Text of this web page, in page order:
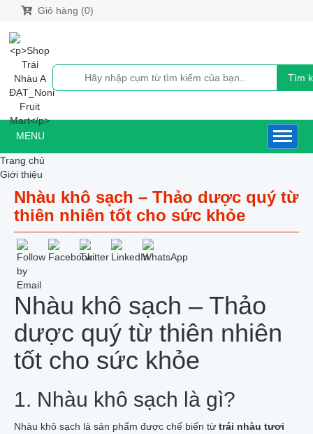
Giỏ hàng (0)
Tìm
MENU
Trang chủ
Giới thiệu
Sản phẩm
NƯỚC CỐT NHÀU
NƯỚC CỐT NHÀU XUẤT KHẨU HÀN QUỐC
NƯỚC CỐT NHÀU DƯỢC LIỆU
NƯỚC CỐT NHÀU NONI GOLD
NƯỚC CỐT NHÀU 500ML
CAO TRÁI NHÀU CÔ ĐẶC XUẤT KHẨU HÀN QUỐC
SIRO NHÀU NGUYÊN CHẤT
QUẢ_BỘT_RỄ_VIÊN NÉN NHÀU
DẦU XOA BÓP TRÁI NHÀU
TRÁI NHÀU TƯƠI
TRÁI NHÀU KHÔ
RỄ CÂY NHÀU
BỘT QUẢ NHÀU
MẬT ONG NHÀU
NHÀU NGÂM MẬT ONG HŨ 1 LÍT
NHÀU NGÂM MẬT ONG XUẤT KHẨU 1 LÍT
Nhàu khô sạch – Thảo dược quý từ
thiên nhiên tốt cho sức khỏe
Nhàu khô sạch – Thảo
dược quý từ thiên nhiên
tốt cho sức khỏe
1. Nhàu khô sạch là gì?
Nhàu khô sạch là sản phẩm được chế biến từ trái nhàu tươi